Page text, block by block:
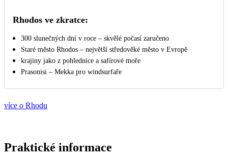
Rhodos ve zkratce:
300 slunečných dní v roce – skvělé počasí zaručeno
Staré město Rhodos – největší středověké město v Evropě
krajiny jako z pohlednice a safírové moře
Prasonisi – Mekka pro windsurfaře
více o Rhodu
Praktické informace